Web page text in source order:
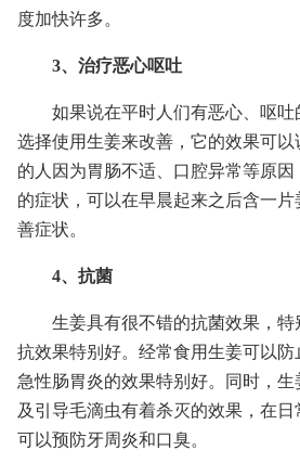
度加快许多。
3、治疗恶心呕吐
如果说在平时人们有恶心、呕
选择使用生姜来改善，它的效果可
的人因为胃肠不适、口腔异常等原
的症状，可以在早晨起来之后含一
善症状。
4、抗菌
生姜具有很不错的抗菌效果，
抗效果特别好。经常食用生姜可以
急性肠胃炎的效果特别好。同时，
及引导毛滴虫有着杀灭的效果，在
可以预防牙周炎和口臭。